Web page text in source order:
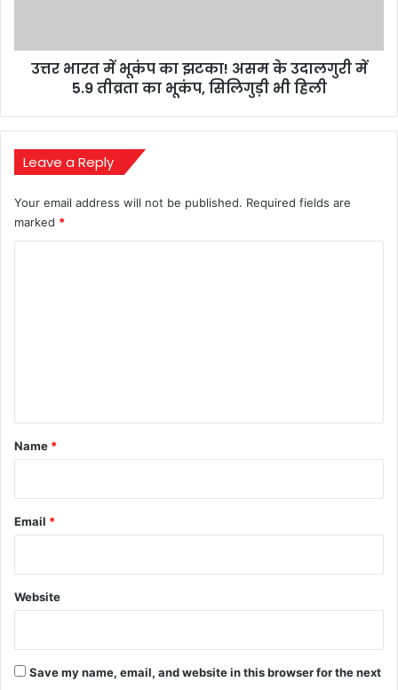
उदालगुरी
का
सिलिगुड़ी
भी
हिली
उत्तर भारत में भूकंप का झटका! असम के उदालगुरी में
5.9 तीव्रता का भूकंप, सिलिगुड़ी भी हिली
Leave a Reply
Your email address will not be published. Required fields are
marked *
*
Name *
Email *
Website
Save my name, email, and website in this browser for the next